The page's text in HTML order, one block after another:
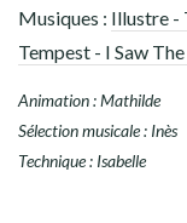
Musiques : Illustre -
Tempest - I Saw
Animation : Mathilde
Sélection musicale : Inès
Technique : Isabelle